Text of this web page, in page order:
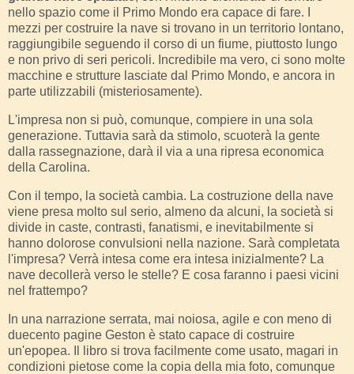
nello spazio come il Primo Mondo era capace di fare. I
mezzi per costruire la nave si trovano in un territorio lontano,
raggiungibile seguendo il corso di un fiume, piuttosto lungo
e non privo di seri pericoli. Incredibile ma vero, ci sono molte
macchine e strutture lasciate dal Primo Mondo, e ancora in
parte utilizzabili (misteriosamente).
L'impresa non si può, comunque, compiere in una sola
generazione. Tuttavia sarà da stimolo, scuoterà la gente
dalla rassegnazione, darà il via a una ripresa economica
della Carolina.
Con il tempo, la società cambia. La costruzione della nave
viene presa molto sul serio, almeno da alcuni, la società si
divide in caste, contrasti, fanatismi, e inevitabilmente si
hanno dolorose convulsioni nella nazione. Sarà completata
l'impresa? Verrà intesa come era intesa inizialmente? La
nave decollerà verso le stelle? E cosa faranno i paesi vicini
nel frattempo?
In una narrazione serrata, mai noiosa, agile e con meno di
duecento pagine Geston è stato capace di costruire
un'epopea. Il libro si trova facilmente come usato, magari in
condizioni pietose come la copia della mia foto, comunque